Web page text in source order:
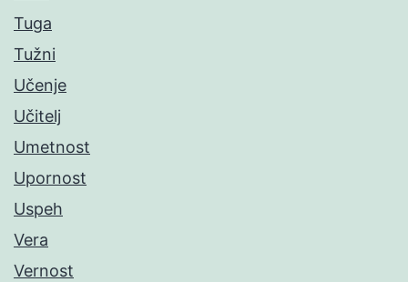
Tuga
Tužni
Učenje
Učitelj
Umetnost
Upornost
Uspeh
Vera
Vernost